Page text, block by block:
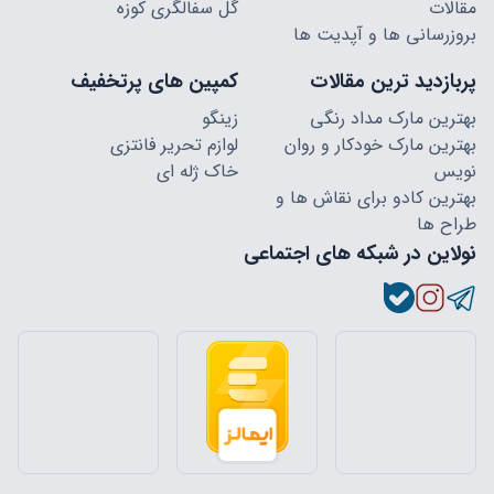
مقالات
بروزرسانی ها و آپدیت ها
گل سفالگری کوزه
پربازدید ترین مقالات
بهترین مارک مداد رنگی
بهترین مارک خودکار و روان
نویس
بهترین کادو برای نقاش ها و
طراح ها
کمپین های پرتخفیف
زینگو
لوازم تحریر فانتزی
خاک ژله ای
نولاین در شبکه های اجتماعی